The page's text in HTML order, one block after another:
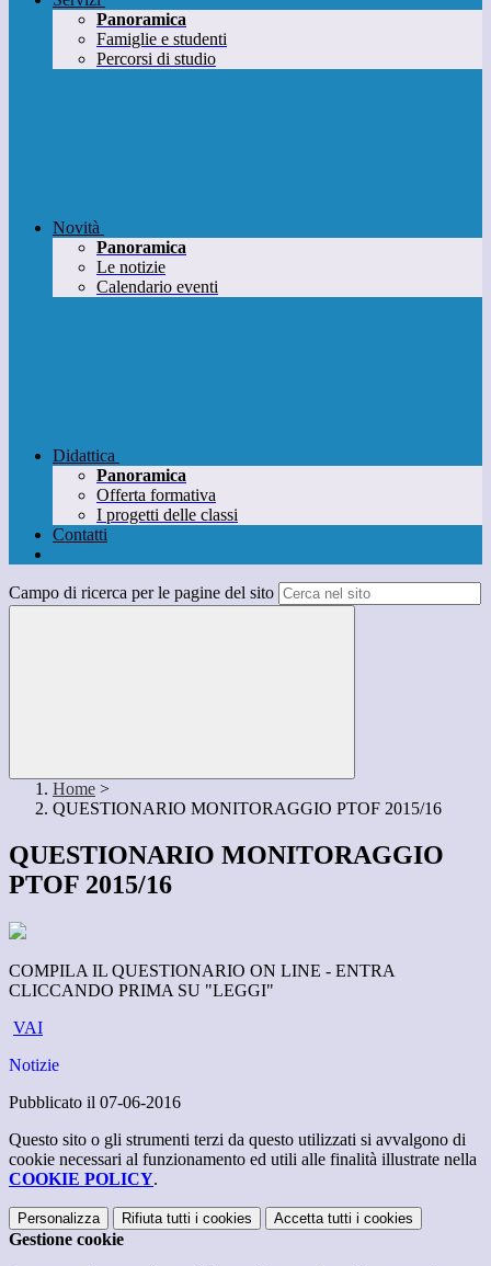
Panoramica
Famiglie e studenti
Percorsi di studio
Novità
Panoramica
Le notizie
Calendario eventi
Didattica
Panoramica
Offerta formativa
I progetti delle classi
Contatti
Campo di ricerca per le pagine del sito
Home >
QUESTIONARIO MONITORAGGIO PTOF 2015/16
QUESTIONARIO MONITORAGGIO
PTOF 2015/16
COMPILA IL QUESTIONARIO ON LINE - ENTRA
CLICCANDO PRIMA SU "LEGGI"
VAI
Notizie
Pubblicato il 07-06-2016
Questo sito o gli strumenti terzi da questo utilizzati si avvalgono di
cookie necessari al funzionamento ed utili alle finalità illustrate nella
COOKIE POLICY.
Personalizza Rifiuta tutti i cookies Accetta tutti i cookies
Gestione cookie